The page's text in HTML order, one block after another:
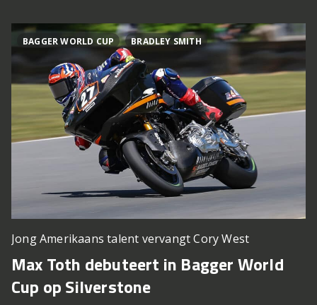
BAGGER WORLD CUP BRADLEY SMITH
Jong Amerikaans talent vervangt Cory West
Max Toth debuteert in Bagger World
Cup op Silverstone